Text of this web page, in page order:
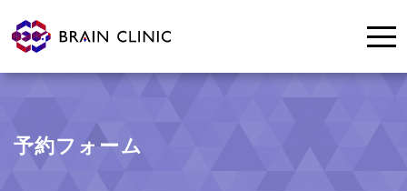
予約フォーム